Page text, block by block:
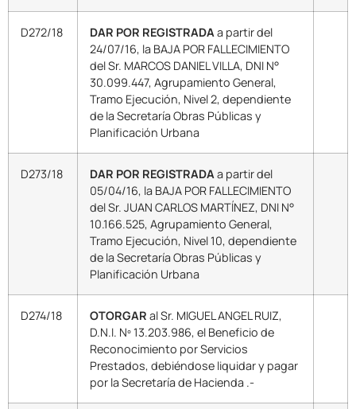
D272/18 DAR POR REGISTRADAa partir del
24/07/16, la BAJA POR FALLECIMIENTO
del Sr. MARCOS DANIEL VILLA, DNI N°
30.099.447, Agrupamiento General,
Tramo Ejecución, Nivel 2, dependiente
de la Secretaría Obras Públicas y
Planificación Urbana
D273/18 DAR POR REGISTRADAa partir del
05/04/16, la BAJA POR FALLECIMIENTO
del Sr. JUAN CARLOS MARTÍNEZ, DNI N°
10.166.525, Agrupamiento General,
Tramo Ejecución, Nivel 10, dependiente
de la Secretaría Obras Públicas y
Planificación Urbana
D274/18 OTORGAR al Sr. MIGUEL ANGEL RUIZ,
D.N.I. Nº 13.203.986, el Beneficio de
Reconocimiento por Servicios
Prestados, debiéndose liquidar y pagar
por la Secretaría de Hacienda .-